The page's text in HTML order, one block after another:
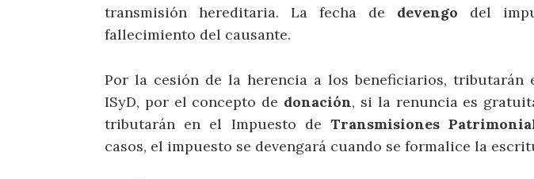
transmisión hereditaria. La fecha de devengo del
fallecimiento del causante.
Por la cesión de la herencia a los beneficiarios, tributarán
ISyD, por el concepto de donación, si la renuncia es
tributarán en el Impuesto de Transmisiones
casos, el impuesto se devengará cuando se formalice la